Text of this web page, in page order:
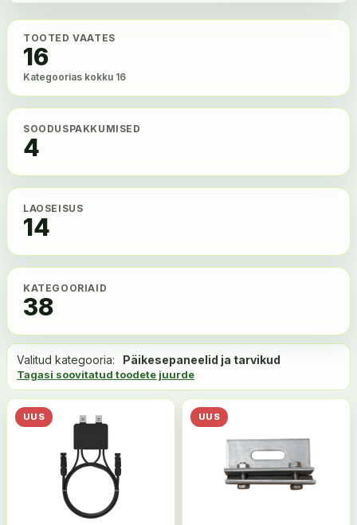
TOOTED VAATES
16
Kategoorias kokku 16
SOODUSPAKKUMISED
4
LAOSEISUS
14
KATEGOORIAID
38
Valitud kategooria: Päikesepaneelid ja tarvikud
Tagasi soovitatud toodete juurde
UUS UUS